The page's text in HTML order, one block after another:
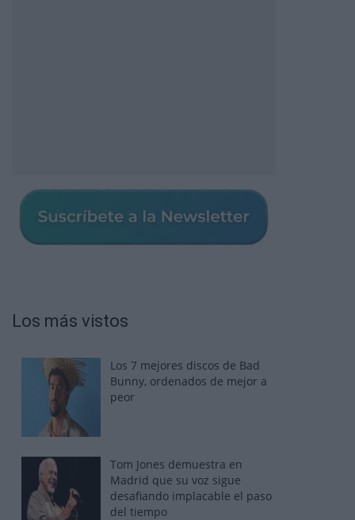
Los más vistos
Los 7 mejores discos de Bad
Bunny, ordenados de mejor a
peor
Tom Jones demuestra en
Madrid que su voz sigue
desafiando implacable el paso
del tiempo